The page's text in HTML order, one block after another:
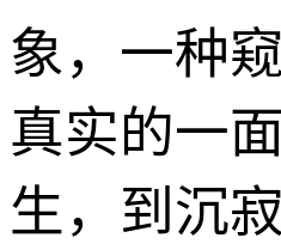
象，一种
真实的一
生，到沉